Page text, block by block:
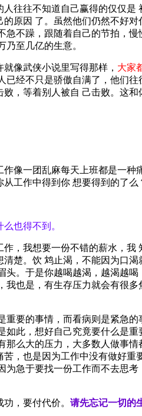
往往不知道自己赢得的仅仅是
原因 了。虽然他们仍然不好
不躁，跟随着自己的节拍，
至几亿的生意。
像武侠小说里写得那样， 大家
经不只是骄傲自满了，他们
，等着别人被自 己击败。这和
像一团乱麻每天上班都是一种
工作中得到你 想要得到的了么
也得不到。
，我想要一份不错的薪水，我
楚。饮 鸩止渴，不能因为口
。于是你越喝越渴，越渴越
也是，有生存压力就会有很
要的事情，而看病则是紧急
此，想好自己究竟要什么是
么大的压力，大多数人做事情
，也是因为工作中没有做好重
急于要找一份工作而不去思
，要付代价。 请先忘记一切的